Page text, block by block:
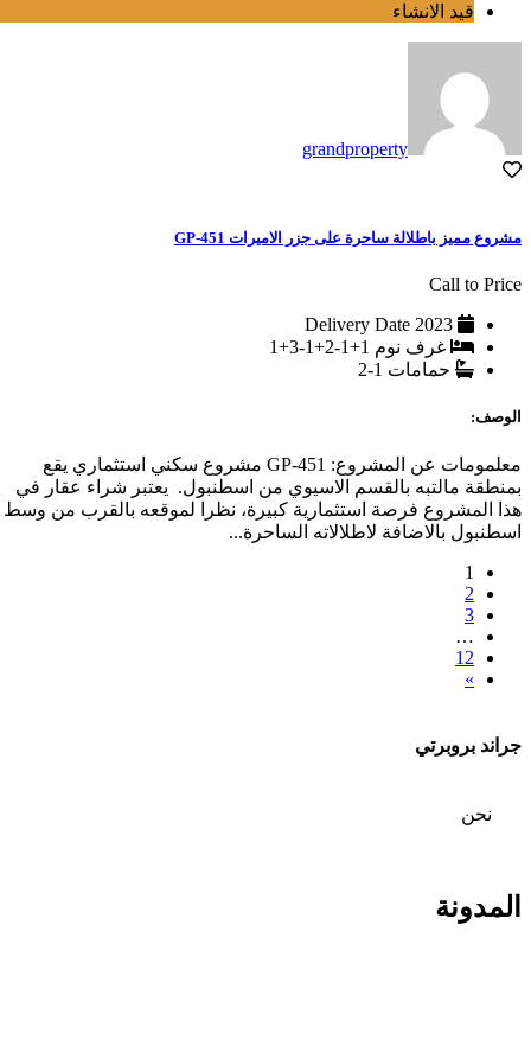
قيد الانشاء
grandproperty
مشروع مميز باطلالة ساحرة على جزر الاميرات GP-451
Call to Price
Delivery Date 2023
غرف نوم 1+1-2+1-3+1
حمامات 1-2
الوصف:
معلمومات عن المشروع: GP-451 مشروع سكني استثماري يقع
بمنطقة مالتبه بالقسم الاسيوي من اسطنبول. يعتبر شراء عقار في
هذا المشروع فرصة استثمارية كبيرة، نظرا لموقعه بالقرب من وسط
اسطنبول بالاضافة لاطلالاته الساحرة...
1
2
3
…
12
»
جراند بروبرتي
نحن
المدونة